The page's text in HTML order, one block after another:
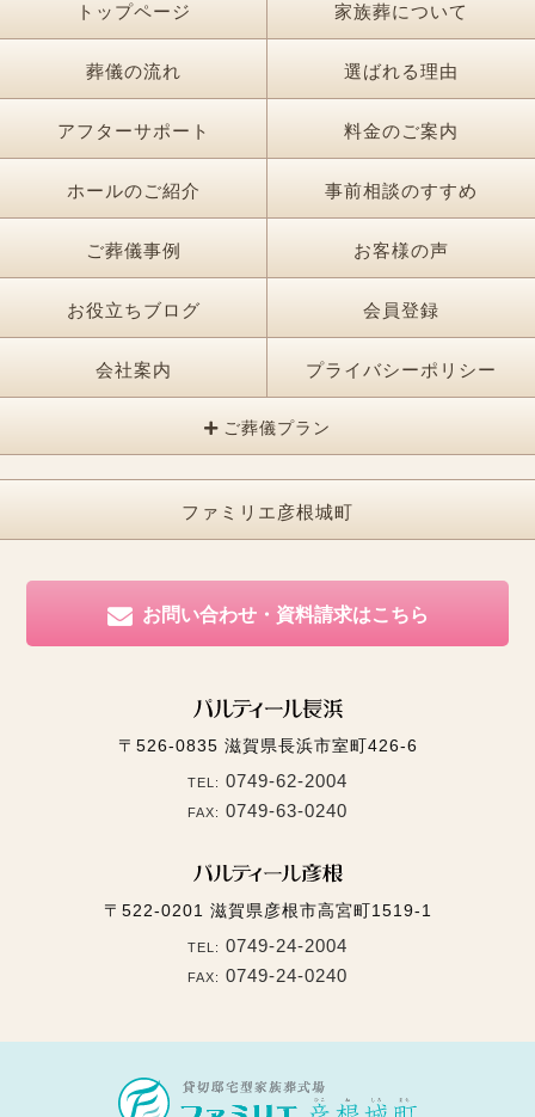
トップページ 家族葬について
葬儀の流れ 選ばれる理由
アフターサポート 料金のご案内
ホールのご紹介 事前相談のすすめ
ご葬儀事例 お客様の声
お役立ちブログ 会員登録
会社案内 プライバシーポリシー
ご葬儀プラン
ファミリエ彦根城町
お問い合わせ・資料請求はこちら
〒526-0835 滋賀県長浜市室町426-6
TEL: 0749-62-2004
FAX: 0749-63-0240
〒522-0201 滋賀県彦根市高宮町1519-1
TEL: 0749-24-2004
FAX: 0749-24-0240